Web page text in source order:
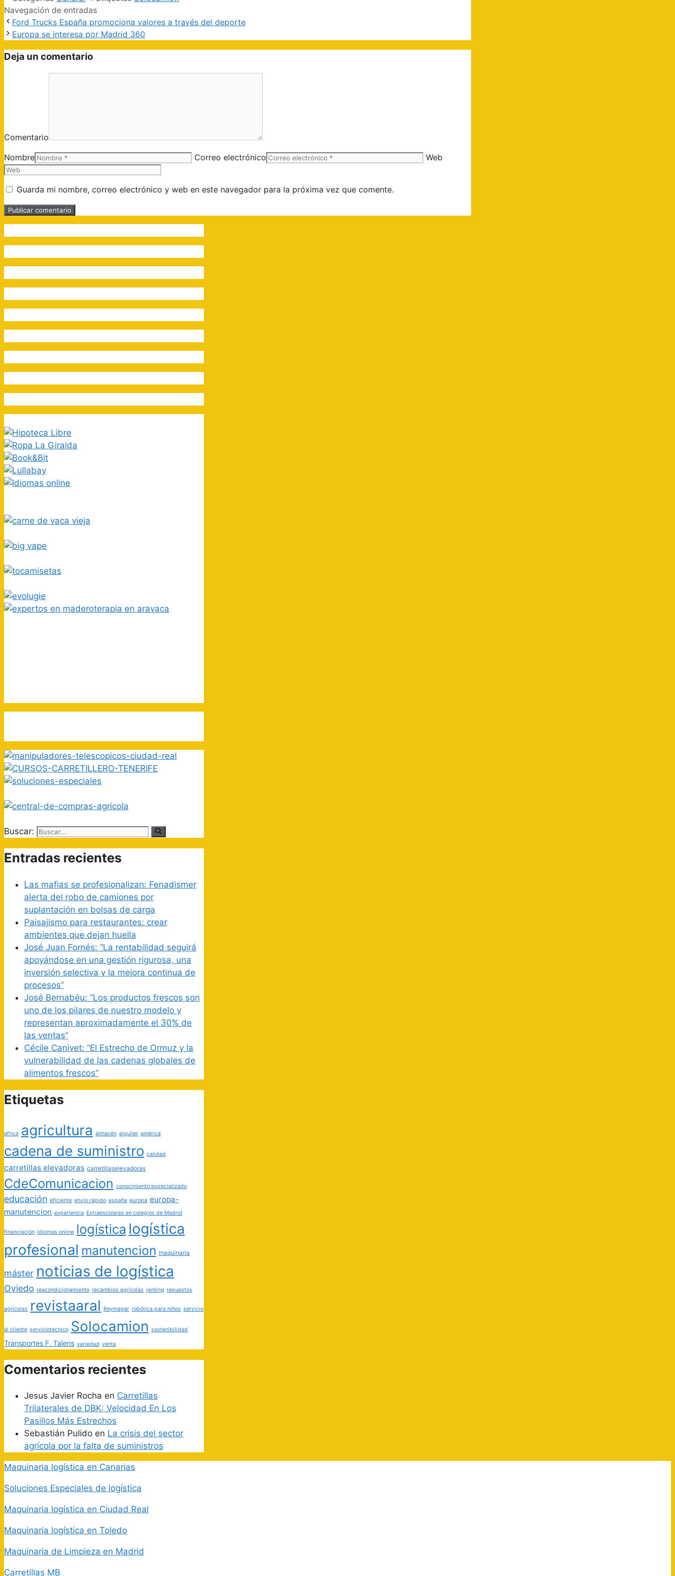
Navegación de entradas
Ford Trucks España promociona valores a través del deporte
Europa se interesa por Madrid 360
Deja un comentario
Comentario
Nombre
Correo electrónico Web
Guarda mi nombre, correo electrónico y web en este navegador para la próxima vez que comente.
Buscar:
Entradas recientes
Las mafias se profesionalizan: Fenadismer
alerta del robo de camiones por
suplantación en bolsas de carga
Paisajismo para restaurantes: crear
ambientes que dejan huella
José Juan Fornés: “La rentabilidad seguirá
apoyándose en una gestión rigurosa, una
inversión selectiva y la mejora continua de
procesos”
José Bernabéu: “Los productos frescos son
uno de los pilares de nuestro modelo y
representan aproximadamente el 30% de
las ventas”
Cécile Canivet: “El Estrecho de Ormuz y la
vulnerabilidad de las cadenas globales de
alimentos frescos”
Etiquetas
africa agricultura almacén alquiler américa
cadena de suministro calidad
carretillas elevadoras carretillaselevadoras
CdeComunicacion conocimiento especializado
educación eficiente envío rápido españa europa europa-
manutencion experiencia Extraescolares en colegios de Madrid
financiación Idiomas online logística logística
profesional manutencion maquinaria
máster noticias de logística
Oviedo reacondicionamiento recambios agrícolas renting repuestos
agrícolas revistaaral Reymagar robótica para niños servicio
al cliente serviciotecnico Solocamion sostenibilidad
Transportes F. Talens variedad venta
Comentarios recientes
Jesus Javier Rocha en Carretillas
Trilaterales de DBK: Velocidad En Los
Pasillos Más Estrechos
Sebastián Pulido en La crisis del sector
agrícola por la falta de suministros
Maquinaria logística en Canarias
Soluciones Especiales de logística
Maquinaria logística en Ciudad Real
Maquinaria logística en Toledo
Maquinaria de Limpieza en Madrid
Carretillas MB